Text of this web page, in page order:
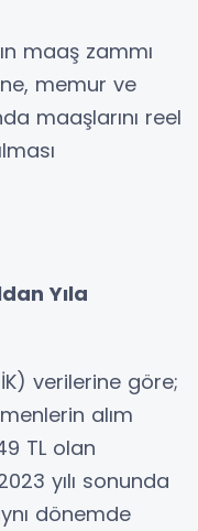
maaş zammı
memur ve
maaşlarını reel
Yıla
verilerine göre;
alım
TL olan
yılı sonunda
dönemde